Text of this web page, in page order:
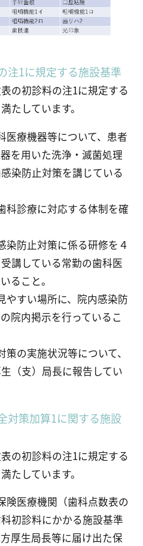
注1に規定する施設基準
の初診料の注1に規定する
たしています。
医療機器等について、患者
を用いた洗浄・滅菌処理
染防止対策を講じている
科診療に対応する体制を確
染防止対策に係る研修を４
講している常勤の歯科医
ること。
やすい場所に、院内感染防
院内掲示を行っているこ
の実施状況等について、
（支）局長に報告してい
対策加算1に関する施設
の初診料の注1に規定する
たしています。
険医療機関（歯科点数表の
初診料にかかる施設基準
厚生局長等に届け出た保